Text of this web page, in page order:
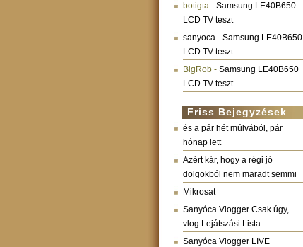
botigta - Samsung LE40B650
LCD TV teszt
sanyoca - Samsung LE40B650
LCD TV teszt
BigRob - Samsung LE40B650
LCD TV teszt
Friss Bejegyzések
és a pár hét múlvából, pár
hónap lett
Azért kár, hogy a régi jó
dolgokból nem maradt semmi
Mikrosat
Sanyóca Vlogger Csak úgy,
vlog Lejátszási Lista
Sanyóca Vlogger LIVE